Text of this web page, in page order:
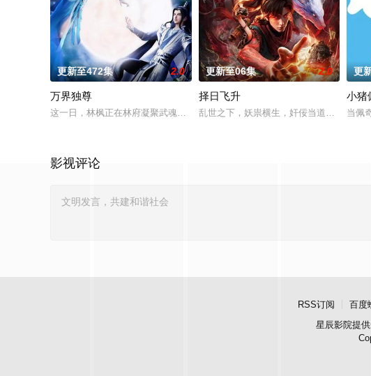
更新至472集 2.0
万界独尊
这一日，林枫正在林府凝聚武魂，不想，他才刚将剑武魂修炼成雏形，未婚妻
更新至06集 2.0
择日飞升
乱世之下，妖祟横生，奸佞当道。又值幽
更
小猪
当佩
影视评论
RSS订阅 百度
星辰影院提